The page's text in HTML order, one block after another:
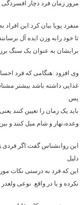
مرور زمان فرد دچار
منفرد پویا بیان کرد:این
تا خود رابه وزن ایده آل
برایشان به عنوان یک سنگ
وی افزود :هنگامی که فرد
غذایی داشته باشد بیشتر
پس
باید یک زمان را تعیین کنند یعنی هر 4 تا 5 ساعت یک بار
وعده،نهار و شام میل کنند و
دلیل
این که فرد به درستی نکات
نکرده و یا در واقع نوعی